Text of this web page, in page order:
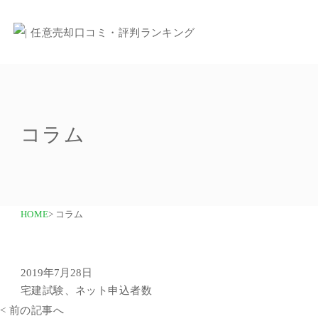
コラム
HOME> コラム
2019年7月28日
宅建試験、ネット申込者数
< 前の記事へ